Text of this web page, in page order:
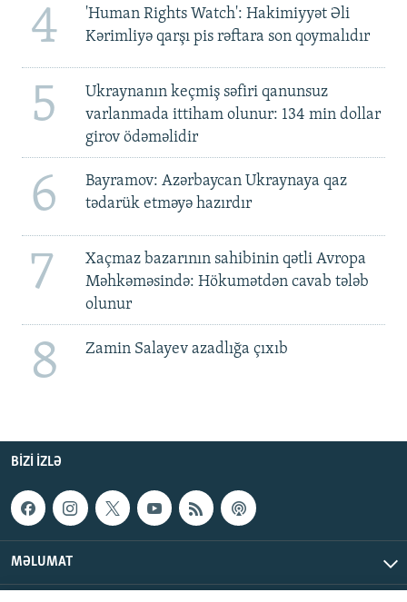
4
'Human Rights Watch': Hakimiyyət Əli
Kərimliyə qarşı pis rəftara son qoymalıdır
5
Ukraynanın keçmiş səfiri qanunsuz
varlanmada ittiham olunur: 134 min dollar
girov ödəməlidir
6
Bayramov: Azərbaycan Ukraynaya qaz
tədarük etməyə hazırdır
7
Xaçmaz bazarının sahibinin qətli Avropa
Məhkəməsində: Hökumətdən cavab tələb
olunur
8 Zamin Salayev azadlığa çıxıb
BIZI IZLƏ
MƏLUMAT